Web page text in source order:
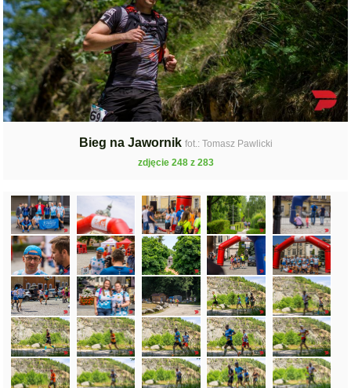
Bieg na Jawornik fot.: Tomasz Pawlicki
zdjęcie 248 z 283